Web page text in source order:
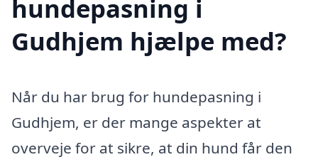
hundepasning i
Gudhjem hjælpe med?
Når du har brug for hundepasning i
Gudhjem, er der mange aspekter at
overveje for at sikre, at din hund får den